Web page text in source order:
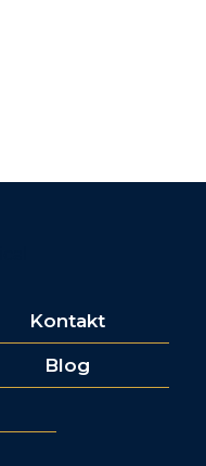
Kontakt
Blog